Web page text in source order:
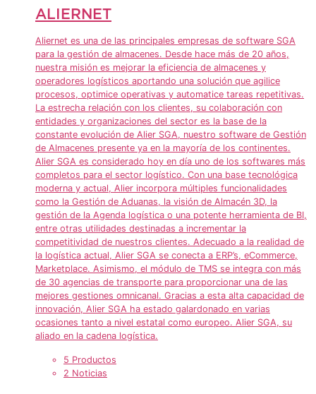
ALIERNET
Aliernet es una de las principales empresas de software SGA
para la gestión de almacenes. Desde hace más de 20 años,
nuestra misión es mejorar la eficiencia de almacenes y
operadores logísticos aportando una solución que agilice
procesos, optimice operativas y automatice tareas repetitivas.
La estrecha relación con los clientes, su colaboración con
entidades y organizaciones del sector es la base de la
constante evolución de Alier SGA, nuestro software de Gestión
de Almacenes presente ya en la mayoría de los continentes.
Alier SGA es considerado hoy en día uno de los softwares más
completos para el sector logístico. Con una base tecnológica
moderna y actual, Alier incorpora múltiples funcionalidades
como la Gestión de Aduanas, la visión de Almacén 3D, la
gestión de la Agenda logística o una potente herramienta de BI,
entre otras utilidades destinadas a incrementar la
competitividad de nuestros clientes. Adecuado a la realidad de
la logística actual, Alier SGA se conecta a ERP’s, eCommerce,
Marketplace. Asimismo, el módulo de TMS se integra con más
de 30 agencias de transporte para proporcionar una de las
mejores gestiones omnicanal. Gracias a esta alta capacidad de
innovación, Alier SGA ha estado galardonado en varias
ocasiones tanto a nivel estatal como europeo. Alier SGA, su
aliado en la cadena logística.
5 Productos
2 Noticias